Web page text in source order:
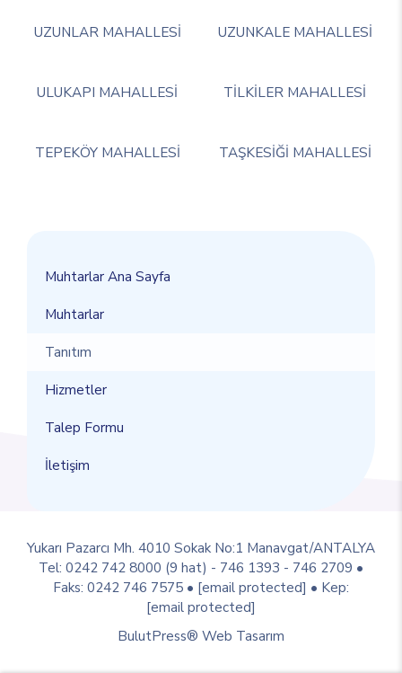
UZUNLAR MAHALLESİ UZUNKALE MAHALLESİ
ULUKAPI MAHALLESİ TİLKİLER MAHALLESİ
TEPEKÖY MAHALLESİ TAŞKESİĞİ MAHALLESİ
Muhtarlar Ana Sayfa
Muhtarlar
Tanıtım
Hizmetler
Talep Formu
İletişim
Yukarı Pazarcı Mh. 4010 Sokak No:1 Manavgat/ANTALYA
Tel: 0242 742 8000 (9 hat) - 746 1393 - 746 2709 •
Faks: 0242 746 7575 • [email protected] • Kep:
[email protected]
BulutPress® Web Tasarım